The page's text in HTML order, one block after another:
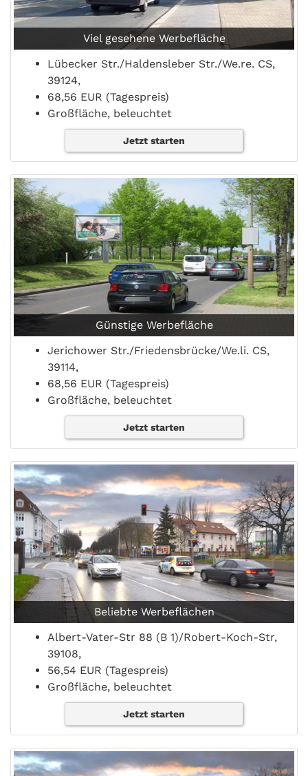
Viel gesehene Werbefläche
Lübecker Str./Haldensleber Str./We.re. CS,
39124,
68,56 EUR (Tagespreis)
Großfläche, beleuchtet
Jetzt starten
Günstige Werbefläche
Jerichower Str./Friedensbrücke/We.li. CS,
39114,
68,56 EUR (Tagespreis)
Großfläche, beleuchtet
Jetzt starten
Beliebte Werbeflächen
Albert-Vater-Str 88 (B 1)/Robert-Koch-Str,
39108,
56,54 EUR (Tagespreis)
Großfläche, beleuchtet
Jetzt starten